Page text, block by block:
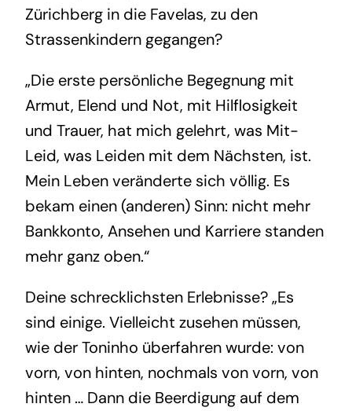
Zürichberg in die Favelas, zu den
Strassenkindern gegangen?
„Die erste persönliche Begegnung mit
Armut, Elend und Not, mit Hilflosigkeit
und Trauer, hat mich gelehrt, was Mit-
Leid, was Leiden mit dem Nächsten, ist.
Mein Leben veränderte sich völlig. Es
bekam einen (anderen) Sinn: nicht mehr
Bankkonto, Ansehen und Karriere standen
mehr ganz oben.“
Deine schrecklichsten Erlebnisse? „Es
sind einige. Vielleicht zusehen müssen,
wie der Toninho überfahren wurde: von
vorn, von hinten, nochmals von vorn, von
hinten … Dann die Beerdigung auf dem